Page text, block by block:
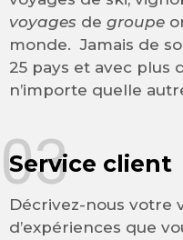
voyages de groupe
monde. Jamais de
25 pays et avec plus
n’importe quelle
Service client
Décrivez-nous votre
d’expériences que
03